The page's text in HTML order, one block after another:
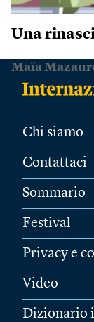
Una
Maïa
Chi siamo
Contattaci
Sommario
Festival
Privacy e
Video
Dizionario